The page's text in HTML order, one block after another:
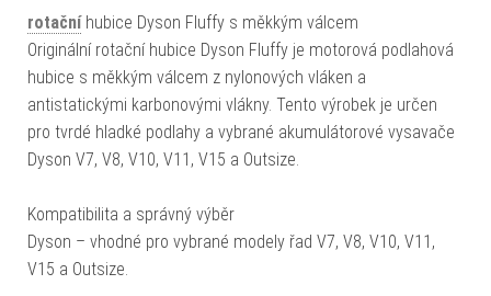
rotačníhubice Dyson Fluffy s měkkým válcem
Originální rotační hubice Dyson Fluffy je motorová podlahová
hubice s měkkým válcem z nylonových vláken a
antistatickými karbonovými vlákny. Tento výrobek je určen
pro tvrdé hladké podlahy a vybrané akumulátorové vysavače
Dyson V7, V8, V10, V11, V15 a Outsize.
Kompatibilita a správný výběr
Dyson – vhodné pro vybrané modely řad V7, V8, V10, V11,
V15 a Outsize.